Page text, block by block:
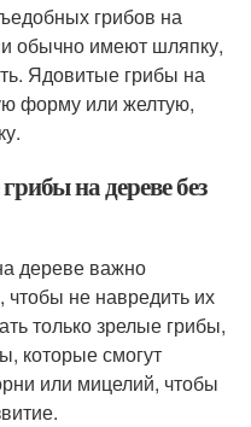
грибов на
обычно имеют шляпку,
Ядовитые грибы на
форму или желтую,
на дереве без
дереве важно
не навредить их
только зрелые грибы,
которые смогут
или мицелий, чтобы